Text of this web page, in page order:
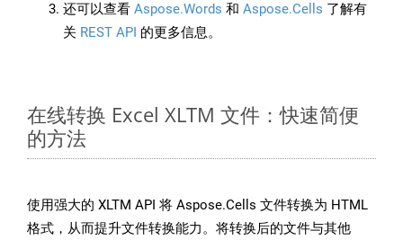
还可以查看 Aspose.Words 和 Aspose.Cells 了解有
关 REST API 的更多信息。
在线转换 Excel XLTM 文件：快速简便
的方法
使用强大的 XLTM API 将 Aspose.Cells 文件转换为 HTML
格式，从而提升文件转换能力。将转换后的文件与其他